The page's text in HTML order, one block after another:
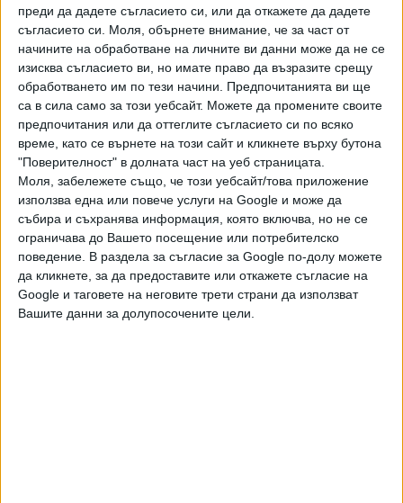
преди да дадете съгласието си, или да откажете да дадете
съгласието си.
Моля, обърнете внимание, че за част от
начините на обработване на личните ви данни може да не се
изисква съгласието ви, но имате право да възразите срещу
обработването им по тези начини. Предпочитанията ви ще
са в сила само за този уебсайт. Можете да промените своите
предпочитания или да оттеглите съгласието си по всяко
време, като се върнете на този сайт и кликнете върху бутона
"Поверителност" в долната част на уеб страницата.
Моля, забележете също, че този уебсайт/това приложение
използва една или повече услуги на Google и може да
събира и съхранява информация, която включва, но не се
ограничава до Вашето посещение или потребителско
поведение. В раздела за съгласие за Google по-долу можете
да кликнете, за да предоставите или откажете съгласие на
Google и таговете на неговите трети страни да използват
Вашите данни за долупосочените цели.
бранят полетата в областите Пазарджик, Пловдив,
Стара Загора, Хасково, Сливен, Видин, Монтана, Враца и
Плевен. Три самолета осигуряват защитата на Северна
централна и Североизточна България. За изстрелването
на ракети и за самолетните прелети обаче има един куп
ограничения - не може да се ползват в близост до
летища, заводи, военни зони, магистрали, малки и големи
населени места. Не може и над планини, а самолетите не
може да летят без разрешение от РВД, което често то
се дава с фатално закъснение заради трафика в небето.
В четири области, които остават незащитени от
градушки с ракети или самолети, се планира
въвеждането на нов способ за противоградова защита -
чрез наземни генератори от мини полигони в Ямбол,
Бургас, Кюстендил и Перник, обявиха от земеделското